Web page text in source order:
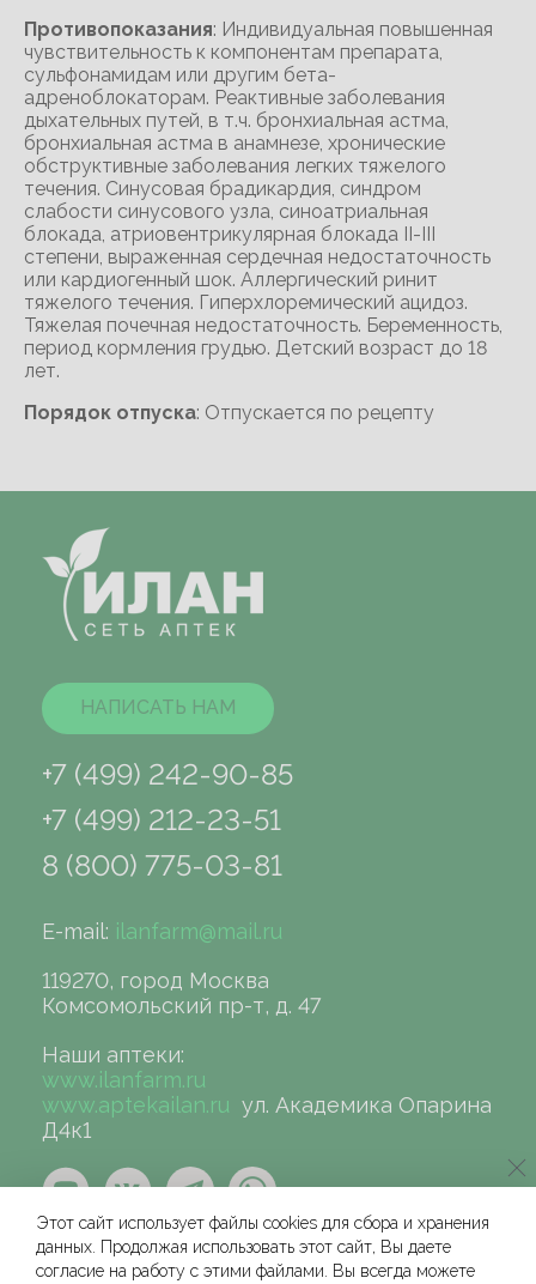
Противопоказания: Индивидуальная повышенная
чувствительность к компонентам препарата,
сульфонамидам или другим бета-
адреноблокаторам. Реактивные заболевания
дыхательных путей, в т.ч. бронхиальная астма,
бронхиальная астма в анамнезе, хронические
обструктивные заболевания легких тяжелого
течения. Синусовая брадикардия, синдром
слабости синусового узла, синоатриальная
блокада, атриовентрикулярная блокада II-III
степени, выраженная сердечная недостаточность
или кардиогенный шок. Аллергический ринит
тяжелого течения. Гиперхлоремический ацидоз.
Тяжелая почечная недостаточность. Беременность,
период кормления грудью. Детский возраст до 18
лет.
Порядок отпуска: Отпускается по рецепту
НАПИСАТЬ НАМ
+7 (499) 242-90-85
+7 (499) 212-23-51
8 (800) 775-03-81
E-mail: ilanfarm@mail.ru
119270, город Москва
Комсомольский пр-т, д. 47
Наши аптеки:
www.ilanfarm.ru
www.aptekailan.ru ул. Академика Опарина
Д4к1
Этот сайт использует файлы cookies для сбора и хранения
данных. Продолжая использовать этот сайт, Вы даете
согласие на работу с этими файлами. Вы всегда можете